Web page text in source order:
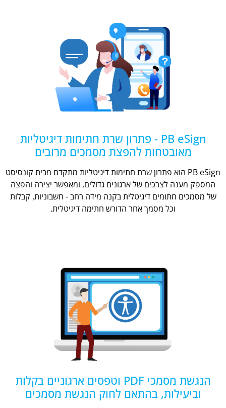
PB eSign - פתרון שרת חתימות דיגיטליות
מאובטחות להפצת מסמכים מרובים
PB eSign הוא פתרון שרת חתימות דיגיטליות מתקדם מבית קונסיסט
המספק מענה לצרכים של ארגונים גדולים, ומאפשר יצירה והפצה
של מסמכים חתומים דיגיטלית בקנה מידה רחב - חשבוניות, קבלות
וכל מסמך אחר הדורש חתימה דיגיטלית.
הנגשת מסמכי PDF וטפסים ארגוניים בקלות
וביעילות, בהתאם לחוק הנגשת מסמכים